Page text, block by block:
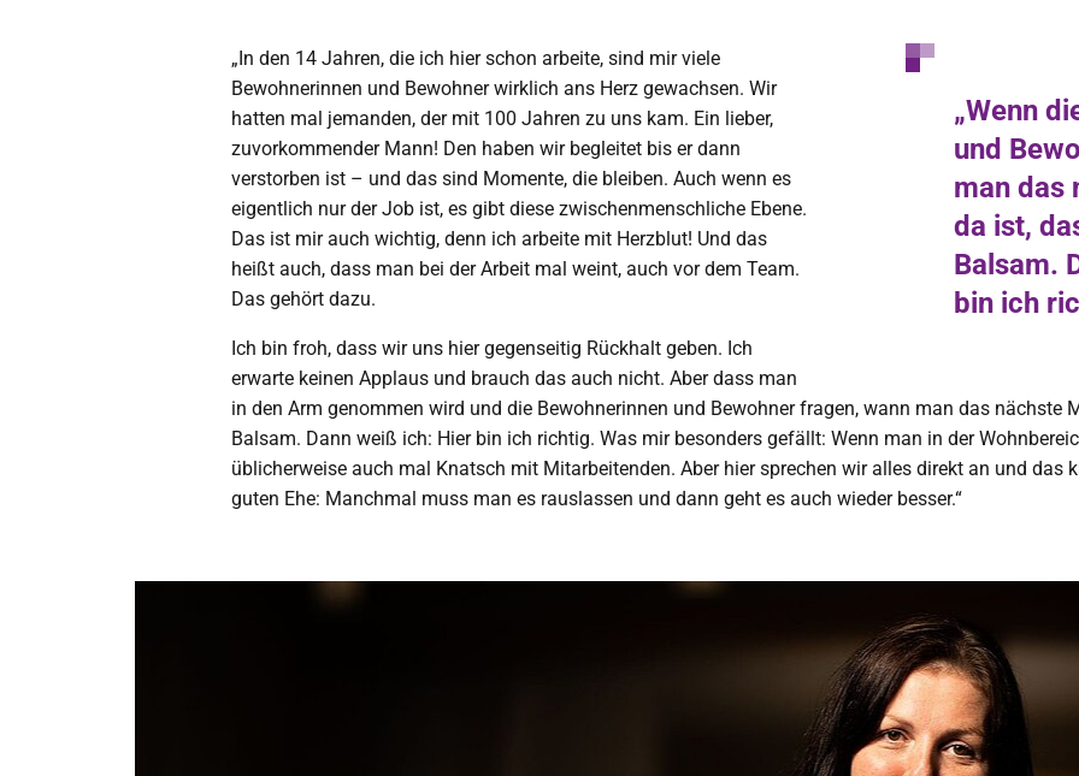
„Wenn
und
man das
da ist,
Balsam.
bin ich
„In den 14 Jahren, die ich hier schon arbeite, sind mir viele
Bewohnerinnen und Bewohner wirklich ans Herz gewachsen. Wir
hatten mal jemanden, der mit 100 Jahren zu uns kam. Ein lieber,
zuvorkommender Mann! Den haben wir begleitet bis er dann
verstorben ist – und das sind Momente, die bleiben. Auch wenn es
eigentlich nur der Job ist, es gibt diese zwischenmenschliche Ebene.
Das ist mir auch wichtig, denn ich arbeite mit Herzblut! Und das
heißt auch, dass man bei der Arbeit mal weint, auch vor dem Team.
Das gehört dazu.
Ich bin froh, dass wir uns hier gegenseitig Rückhalt geben. Ich
erwarte keinen Applaus und brauch das auch nicht. Aber dass man
in den Arm genommen wird und die Bewohnerinnen und Bewohner fragen, wann man das nächste
Balsam. Dann weiß ich: Hier bin ich richtig. Was mir besonders gefällt: Wenn man in der
üblicherweise auch mal Knatsch mit Mitarbeitenden. Aber hier sprechen wir alles direkt an und das
guten Ehe: Manchmal muss man es rauslassen und dann geht es auch wieder besser.“